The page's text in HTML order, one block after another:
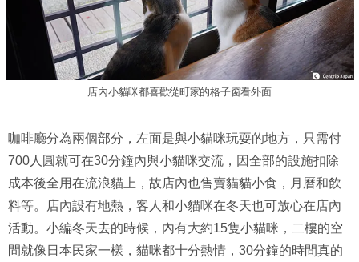
店內小貓咪都喜歡從町家的格子窗看外面
咖啡廳分為兩個部分，左面是與小貓咪玩耍的地方，只需付
700人圓就可在30分鐘內與小貓咪交流，因全部的設施扣除
成本後全用在流浪貓上，故店內也售賣貓貓小食，月曆和飲
料等。店內設有地熱，客人和小貓咪在冬天也可放心在店內
活動。小編冬天去的時候，內有大約15隻小貓咪，二樓的空
間就像日本民家一樣，貓咪都十分熱情，30分鐘的時間真的